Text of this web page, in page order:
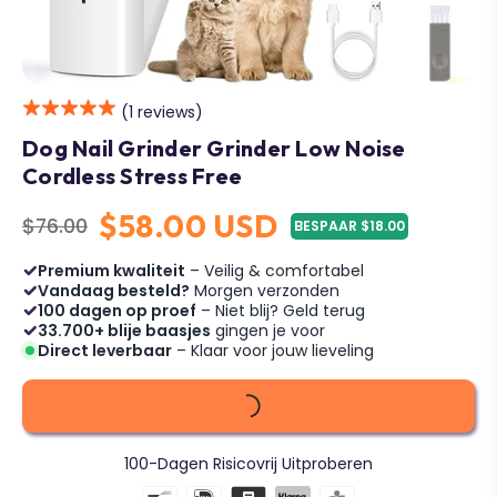
(1 reviews)
Dog Nail Grinder Grinder Low Noise
Cordless Stress Free
Regular
price
$76.00 $58.00 USD BESPAAR $18.00
Premium kwaliteit – Veilig & comfortabel
Vandaag besteld? Morgen verzonden
100 dagen op proef – Niet blij? Geld terug
33.700+ blije baasjes gingen je voor
Direct leverbaar – Klaar voor jouw lieveling
100-Dagen Risicovrij Uitproberen